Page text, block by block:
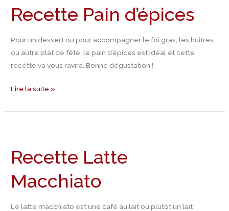
Recette Pain d’épices
Pour un dessert ou pour accompagner le foi gras, les huitres…
ou autre plat de fête, le pain d’épices est idéal et cette
recette va vous ravira. Bonne dégustation !
d’épices
Lire la suite »
Recette Latte
Macchiato
Le latte macchiato est une café au lait ou plutôt un lait
Macchiato